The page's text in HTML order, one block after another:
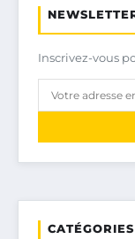
Inscrivez-vous
CATÉGORIES